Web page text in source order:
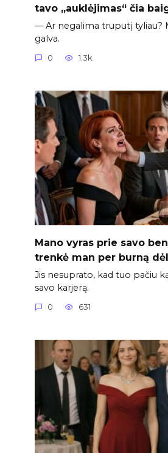
tavo „auklėjimas“ čia
— Ar negalima truputį tyliau?
galva.
0 1.3k.
Mano vyras prie savo
trenkė man per burną
Jis nesuprato, kad tuo pačiu
savo karjerą.
0 631